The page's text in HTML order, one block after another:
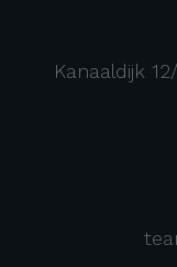
Kanaaldijk